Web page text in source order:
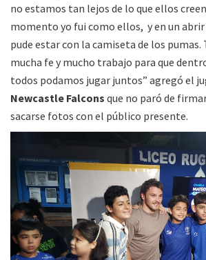
no estamos tan lejos de lo que ellos
momento yo fui como ellos, y en un abrir
pude estar con la camiseta de los
mucha fe y mucho trabajo para que
todos podamos jugar juntos” agregó el
Newcastle Falcons que no paró de
sacarse fotos con el público presente.